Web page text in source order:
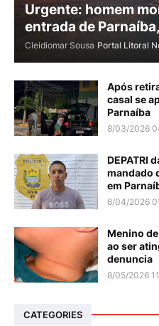
Urgente: homem
entrada de
Cleidiomar Sousa Portal Litoral
Após
casal se
Parnaíba
8/03/2026
DEPATRI
mandado
em
8/04/2026
Menino
ao ser
denuncia
8/05/2026
CATEGORIES